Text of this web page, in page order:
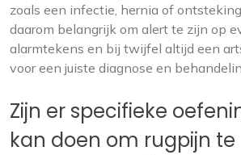
zoals een infectie, hernia of
daarom belangrijk om alert te zijn op
alarmtekens en bij twijfel altijd een
voor een juiste diagnose en
Zijn er specifieke
kan doen om rugpijn te